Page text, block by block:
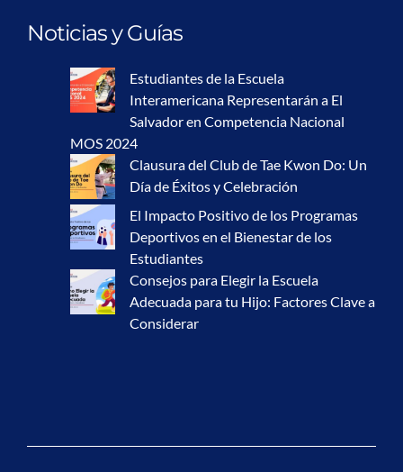
Noticias y Guías
Estudiantes de la Escuela
Interamericana Representarán a El
Salvador en Competencia Nacional
MOS 2024
Clausura del Club de Tae Kwon Do: Un
Día de Éxitos y Celebración
El Impacto Positivo de los Programas
Deportivos en el Bienestar de los
Estudiantes
Consejos para Elegir la Escuela
Adecuada para tu Hijo: Factores Clave a
Considerar